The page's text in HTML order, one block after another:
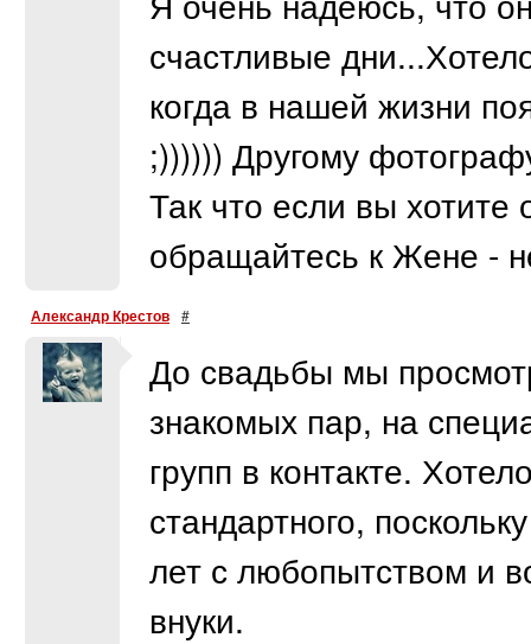
счастливые
когда в нашей жизни
;)))))) Другому
Так что если вы
обращайтесь к Жене -
Александр Крестов #
До свадьбы мы
знакомых пар, на
групп в контакте.
стандартного,
лет с любопытством и
внуки.